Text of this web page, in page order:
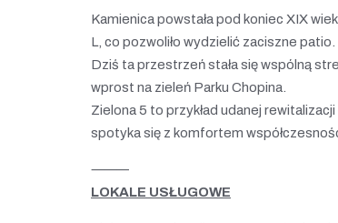
Kamienica powstała pod koniec XIX
L, co pozwoliło wydzielić zaciszne patio.
Dziś ta przestrzeń stała się wspólną
wprost na zieleń Parku Chopina.
Zielona 5 to przykład udanej
spotyka się z komfortem
⸻
LOKALE USŁUGOWE